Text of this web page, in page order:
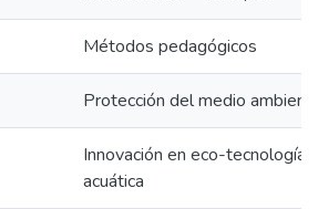
Métodos pedagógicos
Protección del medio
Innovación en eco-
acuática